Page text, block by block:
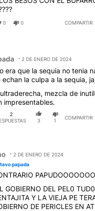
0 0 COMPARTIR
papada.
2 DE ENERO DE 2024
era que la sequia no tenia
echan la culpa a la sequia,
mezcla de
impresentables.
2
3 1
COMPARTIR
2 DE ENERO DE 2024
papada
GOBIERNO DEL PEL0
Y LA VIEJA PE
DE PERICLES EN